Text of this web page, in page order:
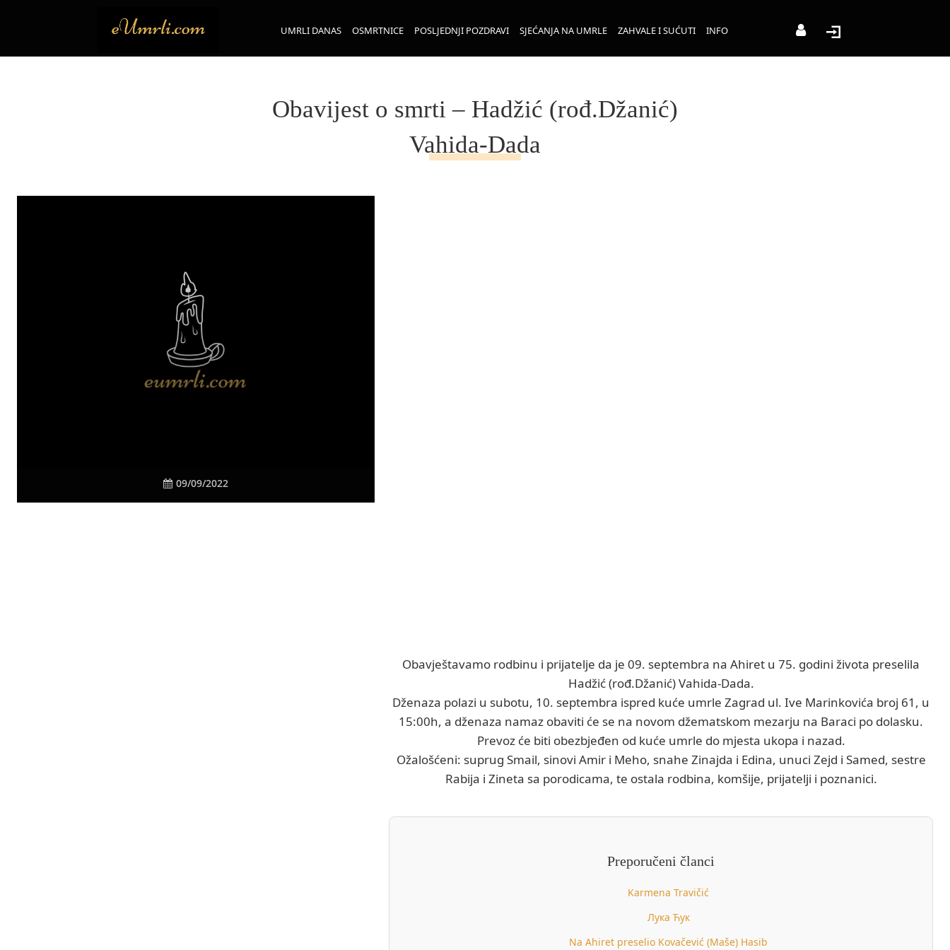
UMRLI DANAS OSMRTNICE POSLJEDNJI POZDRAVI SJEĆANJA NA UMRLE ZAHVALE I SUĆUTI INFO
Obavijest o smrti – Hadžić (rođ.Džanić)
Vahida-Dada
09/09/2022
Obavještavamo rodbinu i prijatelje da je 09. septembra na Ahiret u 75. godini života preselila
Hadžić (rođ.Džanić) Vahida-Dada.
Dženaza polazi u subotu, 10. septembra ispred kuće umrle Zagrad ul. Ive Marinkovića broj 61, u
15:00h, a dženaza namaz obaviti će se na novom džematskom mezarju na Baraci po dolasku.
Prevoz će biti obezbjeđen od kuće umrle do mjesta ukopa i nazad.
Ožalošćeni: suprug Smail, sinovi Amir i Meho, snahe Zinajda i Edina, unuci Zejd i Samed, sestre
Rabija i Zineta sa porodicama, te ostala rodbina, komšije, prijatelji i poznanici.
Preporučeni članci
Karmena Travičić
Лука Ћук
Na Ahiret preselio Kovačević (Maše) Hasib